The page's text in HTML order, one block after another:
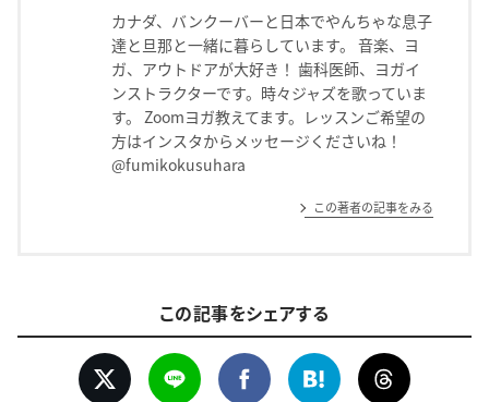
カナダ、バンクーバーと日本でやんちゃな息子
達と旦那と一緒に暮らしています。 音楽、ヨ
ガ、アウトドアが大好き！ 歯科医師、ヨガイ
ンストラクターです。時々ジャズを歌っていま
す。 Zoomヨガ教えてます。レッスンご希望の
方はインスタからメッセージくださいね！
@fumikokusuhara
この著者の記事をみる
この記事をシェアする